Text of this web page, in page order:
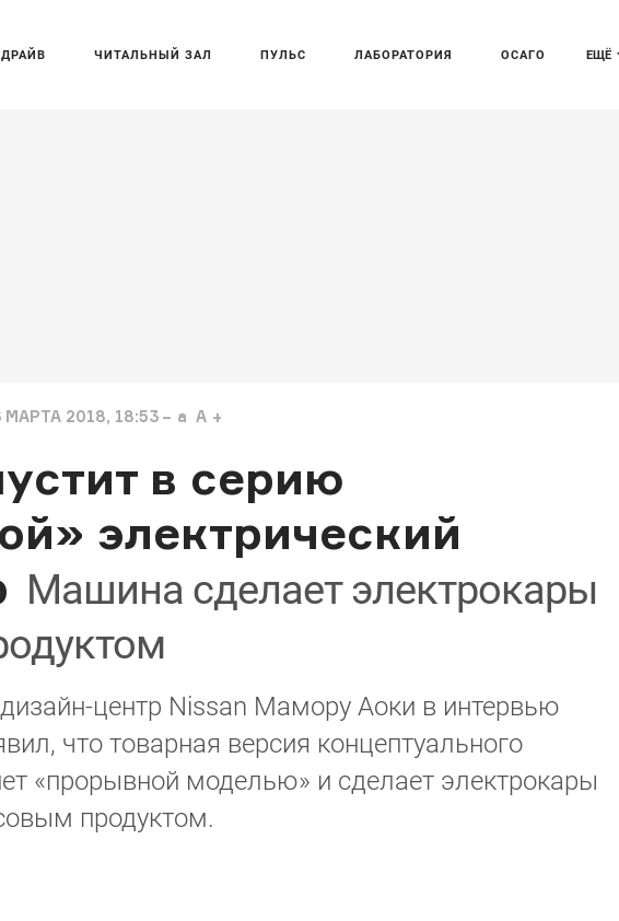
ЕЩЁ
ЧИТАЛЬНЫЙ ЗАЛ ПУЛЬС ЛАБОРАТОРИЯ ОСАГО
МАРТА 2018, 18:53 a A
в серию
электрический
Машина сделает электрокары
дизайн-центр Nissan Мамору Аоки в интервью
что товарная версия концептуального
«прорывной моделью» и сделает электрокары
продуктом.